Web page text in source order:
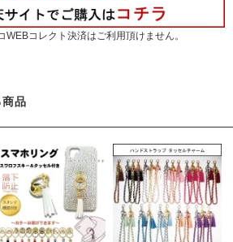
コレクト決済はご利用頂けません。
品